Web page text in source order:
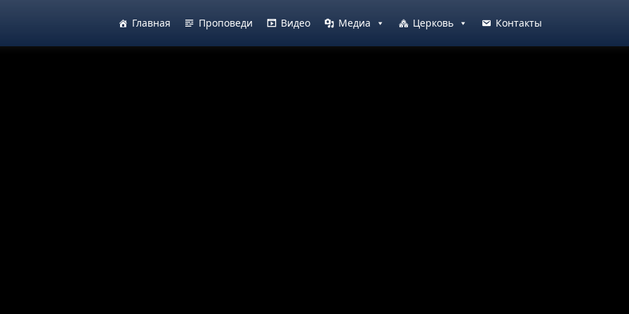
Главная Проповеди Видео Медиа Церковь Контакты